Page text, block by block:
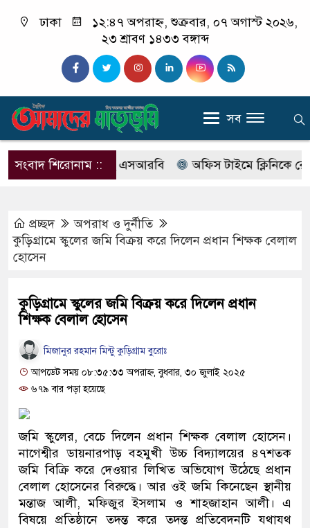
ঢাকা
১২:৪৭ অপরাহ্ন, শুক্রবার, ০৭ অগাস্ট ২০২৬,
২৩ শ্রাবণ ১৪৩৩ বঙ্গাব্দ
সব
সংবাদ শিরোনাম ::
নাম বদলে আসছে এসআরবি অফিস টাইমে ক্লিনিকে রোগী
প্রচ্ছদ
অপরাধ ‍ও দুর্নীতি
কুড়িগ্রামে স্কুলের জমি বিক্রয় করে দিলেন প্রধান শিক্ষক বেলাল
হোসেন
কুড়িগ্রামে স্কুলের জমি বিক্রয় করে দিলেন প্রধান
শিক্ষক বেলাল হোসেন
মিজানুর রহমান মিন্টু কুড়িগ্রাম বুরোঃ
আপডেট সময় ০৮:৩৫:৩৩ অপরাহ্ন, বুধবার, ৩০ জুলাই ২০২৫
৬৭৯ বার পড়া হয়েছে
জমি স্কুলের, বেচে দিলেন প্রধান শিক্ষক বেলাল হোসেন।
নাগেশ্বীর ডায়নারপাড় বহমুখী উচ্চ বিদ্যালয়ের ৪৭শতক
জমি বিক্রি করে দেওয়ার লিখিত অভিযোগ উঠেছে প্রধান
বেলাল হোসেনের বিরুদ্ধে। আর ওই জমি কিনেছেন স্থানীয়
মন্তাজ আলী, মফিজুর ইসলাম ও শাহজাহান আলী। এ
বিষয়ে প্রতিষ্ঠানে তদন্ত করে তদন্ত প্রতিবেদনটি যথাযথ